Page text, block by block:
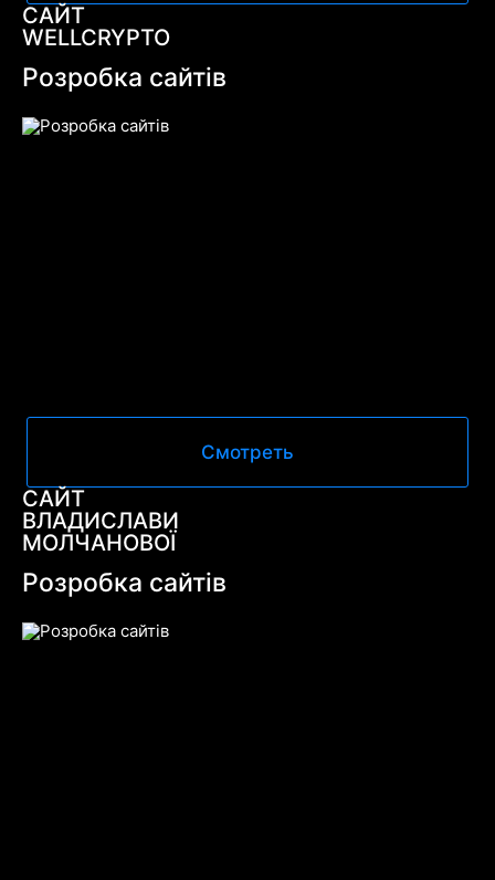
САЙТ
WELLCRYPTO
Розробка сайтів
Смотреть
САЙТ
ВЛАДИСЛАВИ
МОЛЧАНОВОЇ
Розробка сайтів